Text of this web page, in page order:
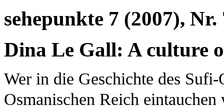
sehepunkte 7 (2007), Nr.
Dina Le Gall: A culture
Wer in die Geschichte des
Osmanischen Reich